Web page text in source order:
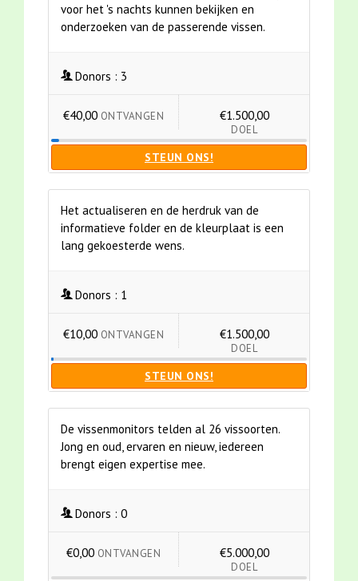
voor het 's nachts kunnen bekijken en
onderzoeken van de passerende vissen.
Donors : 3
€40,00 ONTVANGEN €1.500,00
DOEL
STEUN ONS!
Het actualiseren en de herdruk van de
informatieve folder en de kleurplaat is een
lang gekoesterde wens.
Donors : 1
€10,00 ONTVANGEN €1.500,00
DOEL
STEUN ONS!
De vissenmonitors telden al 26 vissoorten.
Jong en oud, ervaren en nieuw, iedereen
brengt eigen expertise mee.
Donors : 0
€0,00 ONTVANGEN €5.000,00
DOEL